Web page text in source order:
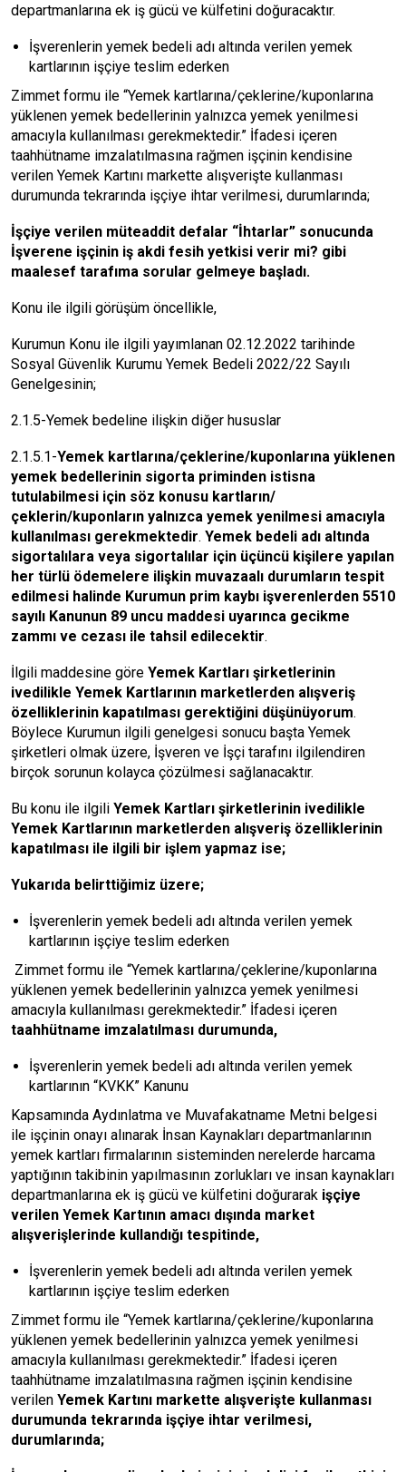
departmanlarına ek iş gücü ve külfetini doğuracaktır.
İşverenlerin yemek bedeli adı altında verilen yemek
kartlarının işçiye teslim ederken
Zimmet formu ile “Yemek kartlarına/çeklerine/kuponlarına
yüklenen yemek bedellerinin yalnızca yemek yenilmesi
amacıyla kullanılması gerekmektedir.” İfadesi içeren
taahhütname imzalatılmasına rağmen işçinin kendisine
verilen Yemek Kartını markette alışverişte kullanması
durumunda tekrarında işçiye ihtar verilmesi, durumlarında;
İşçiye verilen müteaddit defalar “İhtarlar” sonucunda
İşverene işçinin iş akdi fesih yetkisi verir mi? gibi
maalesef tarafıma sorular gelmeye başladı.
Konu ile ilgili görüşüm öncellikle,
Kurumun Konu ile ilgili yayımlanan 02.12.2022 tarihinde
Sosyal Güvenlik Kurumu Yemek Bedeli 2022/22 Sayılı
Genelgesinin;
2.1.5-Yemek bedeline ilişkin diğer hususlar
2.1.5.1-Yemek kartlarına/çeklerine/kuponlarına yüklenen
yemek bedellerinin sigorta priminden istisna
tutulabilmesi için söz konusu kartların/
çeklerin/kuponların yalnızca yemek yenilmesi amacıyla
kullanılması gerekmektedir. Yemek bedeli adı altında
sigortalılara veya sigortalılar için üçüncü kişilere yapılan
her türlü ödemelere ilişkin muvazaalı durumların tespit
edilmesi halinde Kurumun prim kaybı işverenlerden 5510
sayılı Kanunun 89 uncu maddesi uyarınca gecikme
zammı ve cezası ile tahsil edilecektir.
İlgili maddesine göre Yemek Kartları şirketlerinin
ivedilikle Yemek Kartlarının marketlerden alışveriş
özelliklerinin kapatılması gerektiğini düşünüyorum.
Böylece Kurumun ilgili genelgesi sonucu başta Yemek
şirketleri olmak üzere, İşveren ve İşçi tarafını ilgilendiren
birçok sorunun kolayca çözülmesi sağlanacaktır.
Bu konu ile ilgili Yemek Kartları şirketlerinin ivedilikle
Yemek Kartlarının marketlerden alışveriş özelliklerinin
kapatılması ile ilgili bir işlem yapmaz ise;
Yukarıda belirttiğimiz üzere;
İşverenlerin yemek bedeli adı altında verilen yemek
kartlarının işçiye teslim ederken
Zimmet formu ile “Yemek kartlarına/çeklerine/kuponlarına
yüklenen yemek bedellerinin yalnızca yemek yenilmesi
amacıyla kullanılması gerekmektedir.” İfadesi içeren
taahhütname imzalatılması durumunda,
İşverenlerin yemek bedeli adı altında verilen yemek
kartlarının “KVKK” Kanunu
Kapsamında Aydınlatma ve Muvafakatname Metni belgesi
ile işçinin onayı alınarak İnsan Kaynakları departmanlarının
yemek kartları firmalarının sisteminden nerelerde harcama
yaptığının takibinin yapılmasının zorlukları ve insan kaynakları
departmanlarına ek iş gücü ve külfetini doğurarak işçiye
verilen Yemek Kartının amacı dışında market
alışverişlerinde kullandığı tespitinde,
İşverenlerin yemek bedeli adı altında verilen yemek
kartlarının işçiye teslim ederken
Zimmet formu ile “Yemek kartlarına/çeklerine/kuponlarına
yüklenen yemek bedellerinin yalnızca yemek yenilmesi
amacıyla kullanılması gerekmektedir.” İfadesi içeren
taahhütname imzalatılmasına rağmen işçinin kendisine
verilen Yemek Kartını markette alışverişte kullanması
durumunda tekrarında işçiye ihtar verilmesi,
durumlarında;